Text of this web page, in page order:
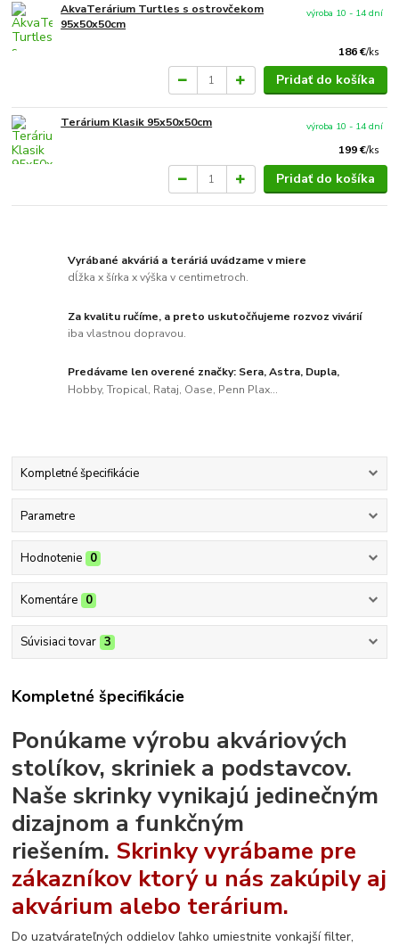
AkvaTerárium Turtles s ostrovčekom
95x50x50cm
186 €/ks
výroba 10 - 14 dní
Pridať do košíka
Terárium Klasik 95x50x50cm
199 €/ks
výroba 10 - 14 dní
Pridať do košíka
Vyrábané akváriá a teráriá uvádzame v miere
dĺžka x šírka x výška v centimetroch.
Za kvalitu ručíme, a preto uskutočňujeme rozvoz vivárií
iba vlastnou dopravou.
Predávame len overené značky: Sera, Astra, Dupla,
Hobby, Tropical, Rataj, Oase, Penn Plax...
Kompletné špecifikácie
Parametre
Hodnotenie 0
Komentáre 0
Súvisiaci tovar 3
Kompletné špecifikácie
Ponúkame výrobu akváriových
stolíkov, skriniek a podstavcov.
Naše skrinky vynikajú jedinečným
dizajnom a funkčným
riešením. Skrinky vyrábame pre
zákazníkov ktorý u nás zakúpily aj
akvárium alebo terárium.
Do uzatvárateľných oddielov ľahko umiestnite vonkajší filter,